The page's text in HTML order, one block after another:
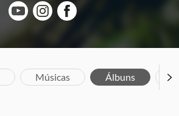
Músicas Álbuns